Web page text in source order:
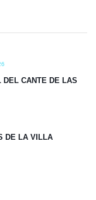
DEL CANTE DE LAS
DE LA VILLA